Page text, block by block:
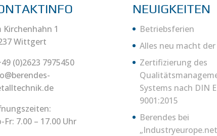
Kirchenhahn 1
Wittgert
(0)2623 7975450
Fr: 7.00 – 17.00 Uhr
NEUIGKEITEN
Betriebsferien
Alles neu macht
Zertifizierung des
Systems nach DIN
9001:2015
Berendes bei